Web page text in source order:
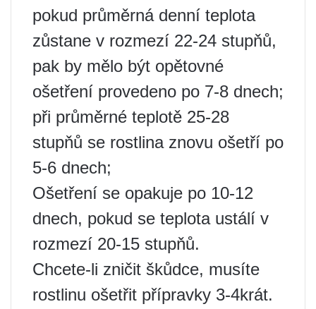
pokud průměrná denní teplota
zůstane v rozmezí 22-24 stupňů,
pak by mělo být opětovné
ošetření provedeno po 7-8 dnech;
při průměrné teplotě 25-28
stupňů se rostlina znovu ošetří po
5-6 dnech;
Ošetření se opakuje po 10-12
dnech, pokud se teplota ustálí v
rozmezí 20-15 stupňů.
Chcete-li zničit škůdce, musíte
rostlinu ošetřit přípravky 3-4krát.